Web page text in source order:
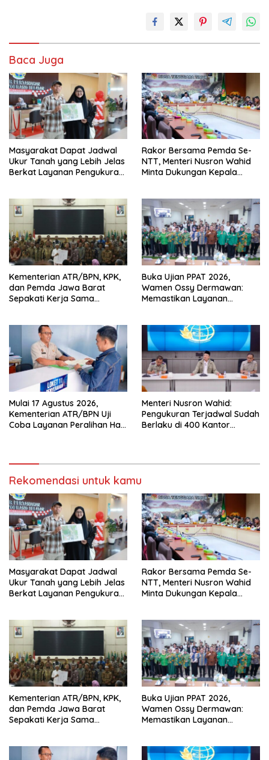
Baca Juga
Masyarakat Dapat Jadwal
Ukur Tanah yang Lebih Jelas
Berkat Layanan Pengukuran
Rakor Bersama Pemda Se-
NTT, Menteri Nusron Wahid
Minta Dukungan Kepala
Pertanahan
Kementerian ATR/BPN, KPK,
dan Pemda Jawa Barat
Sepakati Kerja Sama
Buka Ujian PPAT 2026,
Wamen Ossy Dermawan:
Memastikan Layanan
Berintegritas
Mulai 17 Agustus 2026,
Kementerian ATR/BPN Uji
Coba Layanan Peralihan Hak
Menteri Nusron Wahid:
Pengukuran Terjadwal Sudah
Berlaku di 400 Kantor
Rekomendasi untuk kamu
Masyarakat Dapat Jadwal
Ukur Tanah yang Lebih Jelas
Berkat Layanan Pengukuran
Rakor Bersama Pemda Se-
NTT, Menteri Nusron Wahid
Minta Dukungan Kepala
Pertanahan
Kementerian ATR/BPN, KPK,
dan Pemda Jawa Barat
Sepakati Kerja Sama
Buka Ujian PPAT 2026,
Wamen Ossy Dermawan:
Memastikan Layanan
Berintegritas